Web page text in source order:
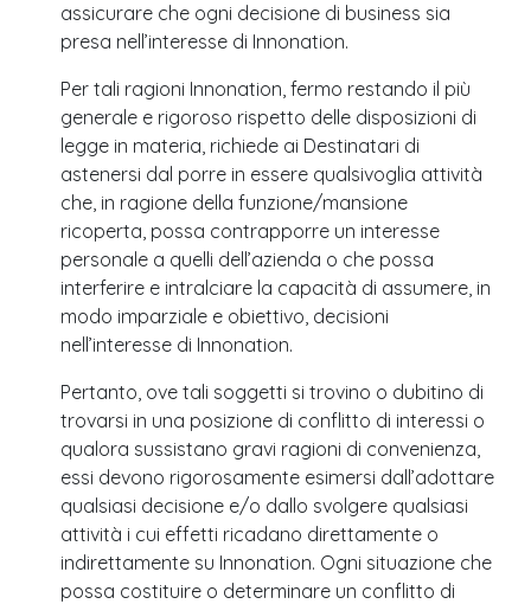
assicurare che ogni decisione di business sia
presa nell’interesse di Innonation.
Per tali ragioni Innonation, fermo restando il più
generale e rigoroso rispetto delle disposizioni di
legge in materia, richiede ai Destinatari di
astenersi dal porre in essere qualsivoglia attività
che, in ragione della funzione/mansione
ricoperta, possa contrapporre un interesse
personale a quelli dell’azienda o che possa
interferire e intralciare la capacità di assumere, in
modo imparziale e obiettivo, decisioni
nell’interesse di Innonation.
Pertanto, ove tali soggetti si trovino o dubitino di
trovarsi in una posizione di conflitto di interessi o
qualora sussistano gravi ragioni di convenienza,
essi devono rigorosamente esimersi dall’adottare
qualsiasi decisione e/o dallo svolgere qualsiasi
attività i cui effetti ricadano direttamente o
indirettamente su Innonation. Ogni situazione che
possa costituire o determinare un conflitto di